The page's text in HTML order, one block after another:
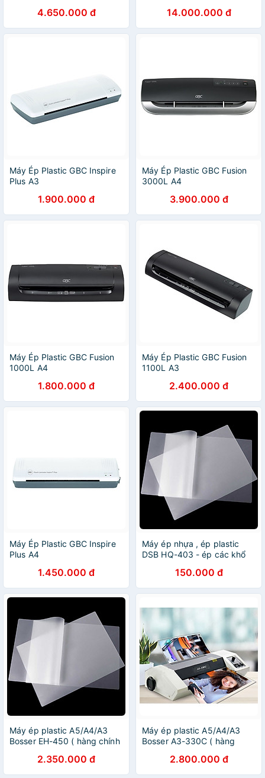
4.650.000 đ 14.000.000 đ
Máy Ép Plastic GBC Inspire
Plus A3
1.900.000 đ
Máy Ép Plastic GBC Fusion
3000L A4
3.900.000 đ
Máy Ép Plastic GBC Fusion
1000L A4
1.800.000 đ
Máy Ép Plastic GBC Fusion
1100L A3
2.400.000 đ
Máy Ép Plastic GBC Inspire
Plus A4
1.450.000 đ
Máy ép nhựa , ép plastic
DSB HQ-403 - ép các khổ
khen, bảng giá menu, tờ rơi
quảng cáo, tranh ảnh lưu
niệm, thiết kế đẹp mắt, nhỏ
gọn cho văn phòng, gia đình
( hàng chính hãng )
150.000 đ
Máy ép plastic A5/A4/A3
Bosser EH-450 ( hàng chính
2.350.000 đ
Máy ép plastic A5/A4/A3
Bosser A3-330C ( hàng
2.800.000 đ